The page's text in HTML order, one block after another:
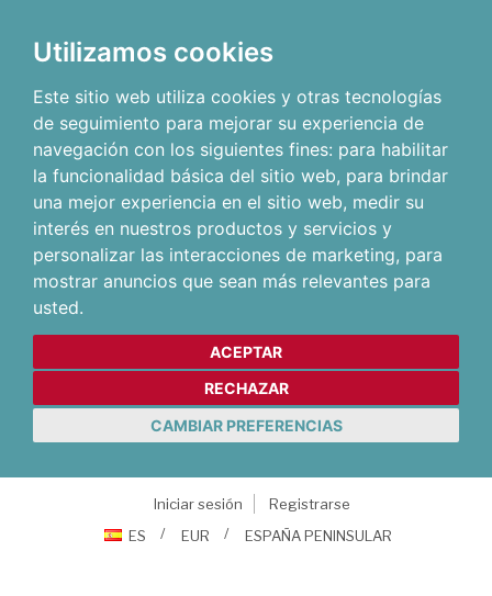
Utilizamos cookies
Este sitio web utiliza cookies y otras tecnologías
de seguimiento para mejorar su experiencia de
navegación con los siguientes fines: para habilitar
la funcionalidad básica del sitio web, para brindar
una mejor experiencia en el sitio web, medir su
interés en nuestros productos y servicios y
personalizar las interacciones de marketing, para
mostrar anuncios que sean más relevantes para
usted.
ACEPTAR
RECHAZAR
CAMBIAR PREFERENCIAS
Iniciar sesión
Registrarse
ES
EUR ESPAÑA PENINSULAR